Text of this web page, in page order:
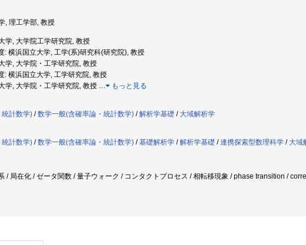
, 理工学部, 教授
学, 大学院工学研究院, 教授
: 横浜国立大学, 工学(系)研究科(研究院), 教授
学, 大学院・工学研究院, 教授
: 横浜国立大学, 工学研究院, 教授
学, 大学院・工学研究院, 教授 … もっと見る
計数学) /数学一般(含確率論・統計数学) /解析学基礎 / 大域解析学
計数学) /数学一般(含確率論・統計数学) /基礎解析学 /解析学基礎 /連携探索型数理科学 / 大域
/ 局在化 / ゼータ関数 / 量子ウォーク / コンタクトプロセス / 相転移現象 / phase transition /